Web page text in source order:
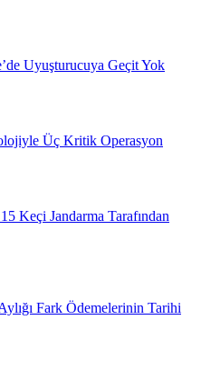
Uyuşturucuya Geçit Yok
Üç Kritik Operasyon
Keçi Jandarma Tarafından
Fark Ödemelerinin Tarihi